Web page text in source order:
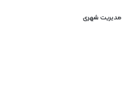
مدیریت شهری